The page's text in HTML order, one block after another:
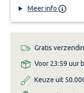
Meer info
Gratis
Voor 23:59 uur
Keuze uit